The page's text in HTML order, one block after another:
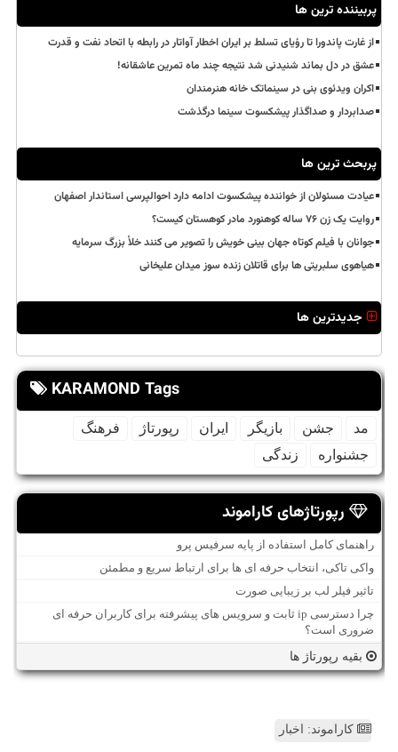
پربیننده ترین ها
از غارت پاندورا تا رؤیای تسلط بر ایران اخطار آواتار در رابطه با اتحاد نفت و قدرت
عشق در دل بماند شنیدنی شد نتیجه چند ماه تمرین عاشقانه!
اکران ویدئوی بنی در سینماتک خانه هنرمندان
صدابردار و صداگذار پیشکسوت سینما درگذشت
پربحث ترین ها
عیادت مسئولان از خواننده پیشکسوت ادامه دارد احوالپرسی استاندار اصفهان
روایت یک زن ۷۶ ساله کوهنورد مادر کوهستان کیست؟
جوانان با فیلم کوتاه جهان بینی خویش را تصویر می کنند خلأ بزرگ سرمایه
هیاهوی سلبریتی ها برای قاتلان زنده سوز میدان علیخانی
جدیدترین ها
KARAMOND Tags
مد جشن بازیگر ایران رپورتاژ
فرهنگ
جشنواره
زندگی
رپورتاژهای کاراموند
راهنمای کامل استفاده از پایه سرفیس پرو
واکی تاکی، انتخاب حرفه ای ها برای ارتباط سریع و مطمئن
تاثیر فیلر لب بر زیبایی صورت
چرا دسترسی ip ثابت و سرویس های پیشرفته برای کاربران حرفه ای
ضروری است؟
بقیه رپورتاژ ها
کاراموند: اخبار